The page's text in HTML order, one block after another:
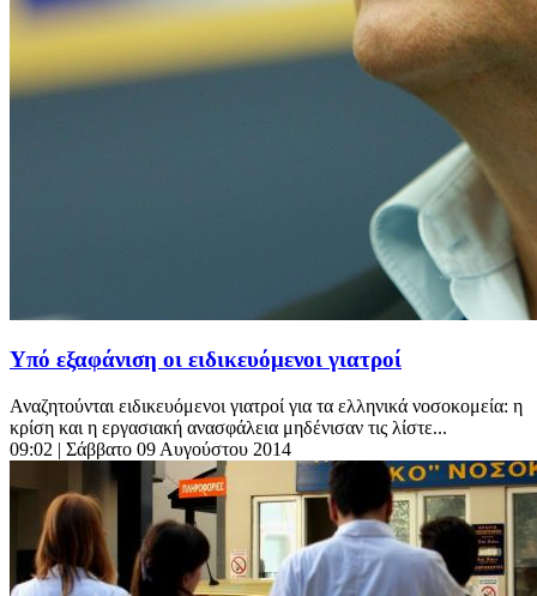
Υπό εξαφάνιση οι ειδικευόμενοι γιατροί
Αναζητούνται ειδικευόμενοι γιατροί για τα ελληνικά νοσοκομεία: η
κρίση και η εργασιακή ανασφάλεια μηδένισαν τις λίστε...
09:02 | Σάββατο 09 Αυγούστου 2014